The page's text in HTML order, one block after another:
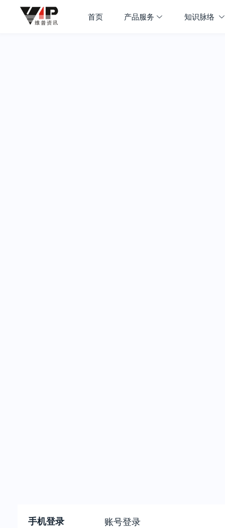
首页 产品服务 知识脉络
手机登录 账号登录